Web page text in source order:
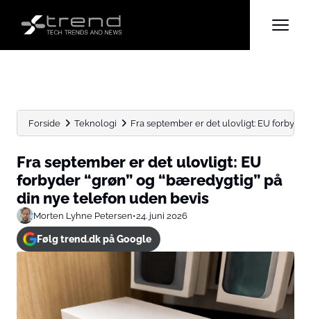
Forside Teknologi Fra september er det ulovligt: EU forbyder
Fra september er det ulovligt: EU
forbyder “grøn” og “bæredygtig” på
din nye telefon uden bevis
Morten Lyhne Petersen•24. juni 2026
Følg trend.dk på Google